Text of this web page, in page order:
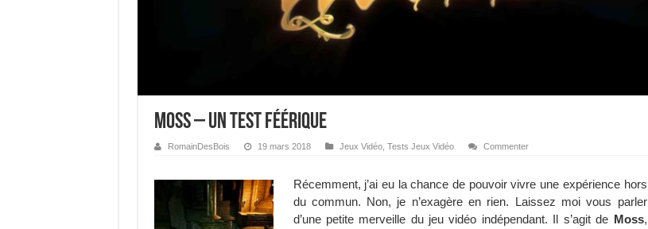
Moss – Un test féérique
RomainDesBois 19 mars 2018 Jeux Vidéo, Tests Jeux Vidéo Commenter
Récemment, j’ai eu la chance de pouvoir vivre une expérience hors
du commun. Non, je n’exagère en rien. Laissez moi vous parler
d’une petite merveille du jeu vidéo indépendant. Il s’agit de Moss,